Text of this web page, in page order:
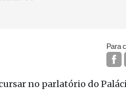
Para
no parlatório do